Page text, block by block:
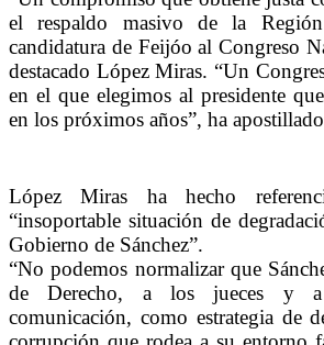
el respaldo masivo de la
candidatura de Feijóo al Congreso
destacado López Miras. “Un
en el que elegimos al presidente
en los próximos años”, ha
López Miras ha hecho
“insoportable situación de
Gobierno de Sánchez”.
“No podemos normalizar que
de Derecho, a los jueces y
comunicación, como estrategia de